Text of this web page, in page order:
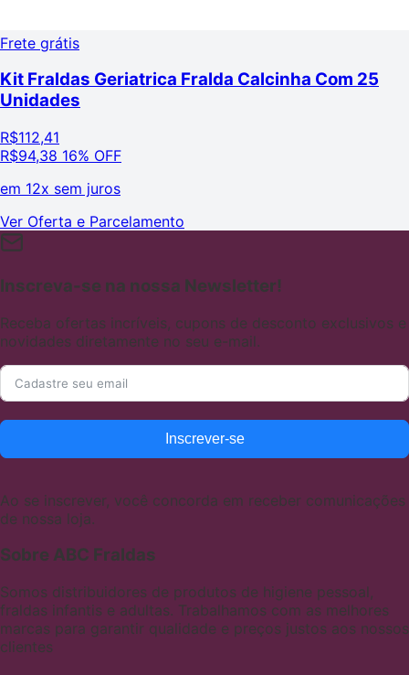
Frete grátis
Kit Fraldas Geriatrica Fralda Calcinha Com 25
Unidades
R$112,41
R$94,38 16% OFF
em 12x sem juros
Ver Oferta e Parcelamento
Inscreva-se na nossa Newsletter!
Receba ofertas incríveis, cupons de desconto exclusivos e
novidades diretamente no seu e-mail.
Inscrever-se
Ao se inscrever, você concorda em receber comunicações
de nossa loja.
Sobre ABC Fraldas
Somos distribuidores de produtos de higiene pessoal,
fraldas infantis e adultas. Trabalhamos com as melhores
marcas para garantir qualidade e preços justos aos nossos
clientes